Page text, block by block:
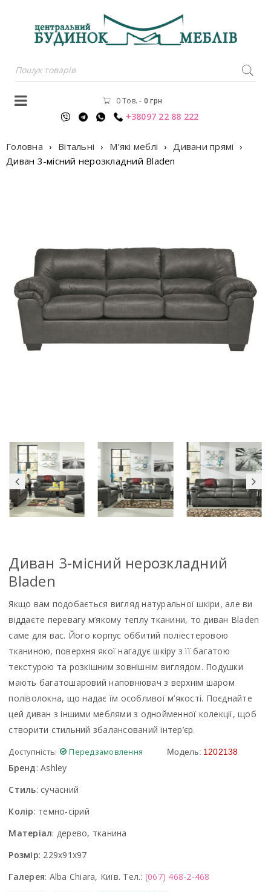
0 Тов. - 0грн
+38097 22 88 222
Головна › Вітальні › М’які меблі › Дивани прямі ›
Диван 3-мiсний нерозкладний Bladen
Диван 3-мiсний нерозкладний
Bladen
Якщо вам подобається вигляд натуральної шкіри, але ви
віддаєте перевагу м’якому теплу тканини, то диван Bladen
саме для вас. Його корпус оббитий поліестеровою
тканиною, поверхня якої нагадує шкіру з її багатою
текстурою та розкішним зовнішнім виглядом. Подушки
мають багатошаровий наповнювач з верхнім шаром
поліволокна, що надає їм особливої м’якості. Поєднайте
цей диван з іншими меблями з однойменної колекції, щоб
створити стильний збалансований інтер’єр.
Доступність: Передзамовлення Модель: 1202138
Бренд:Ashley
Стиль: сучасний
Колір: темно-сірий
Матеріал: дерево, тканина
Розмір: 229x91x97
Галерея: Alba Chiara, Київ. Тел.: (067) 468-2-468